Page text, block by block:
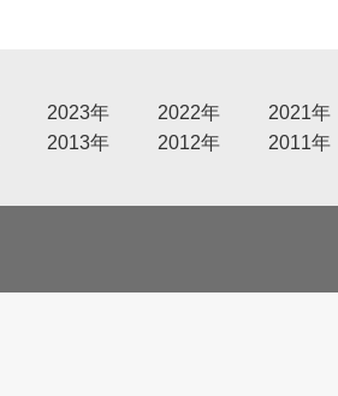
2023年 2022年 2021年
2013年 2012年 2011年